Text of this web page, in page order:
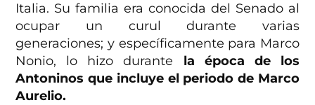
Italia. Su familia era conocida del Senado al
ocupar un curul durante varias
generaciones; y específicamente para Marco
Nonio, lo hizo durante la época de los
Antoninos que incluye el periodo de Marco
Aurelio.